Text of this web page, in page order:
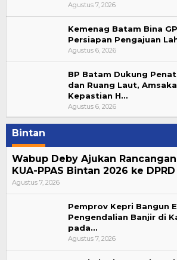
Agustus 7, 2026
Kemenag Batam Bina
Persiapan Pengajuan
Agustus 6, 2026
BP Batam Dukung
dan Ruang Laut,
Kepastian H…
Agustus 6, 2026
Bintan
Wabup Deby Ajukan
KUA-PPAS Bintan 2026 ke DPRD
Agustus 7, 2026
Pemprov Kepri Bangun
Pengendalian Banjir di
pada…
Agustus 7, 2026